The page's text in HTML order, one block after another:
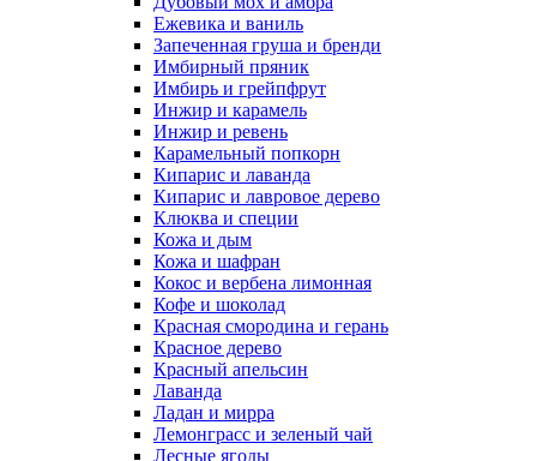
Ежевика и ваниль
Запеченная груша и бренди
Имбирный пряник
Имбирь и грейпфрут
Инжир и карамель
Инжир и ревень
Карамельный попкорн
Кипарис и лаванда
Кипарис и лавровое дерево
Клюква и специи
Кожа и дым
Кожа и шафран
Кокос и вербена лимонная
Кофе и шоколад
Красная смородина и герань
Красное дерево
Красный апельсин
Лаванда
Ладан и мирра
Лемонграсс и зеленый чай
Лесные ягоды